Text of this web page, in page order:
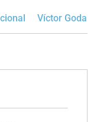
Víctor Godano